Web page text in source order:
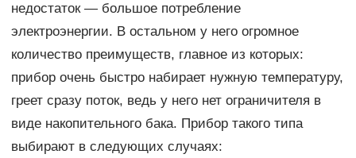
недостаток — большое потребление
электроэнергии. В остальном у него огромное
количество преимуществ, главное из которых:
прибор очень быстро набирает нужную температуру,
греет сразу поток, ведь у него нет ограничителя в
виде накопительного бака. Прибор такого типа
выбирают в следующих случаях: